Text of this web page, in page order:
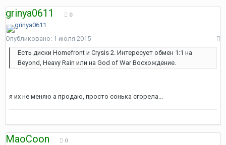
grinya0611 0
Опубликовано: 1 июля 2015
Есть диски Homefront и Crysis 2. Интересует обмен 1:1 на
Beyond, Heavy Rain или на God of War Восхождение.
я их не меняю а продаю, просто сонька сгорела...
MaoCoon 0